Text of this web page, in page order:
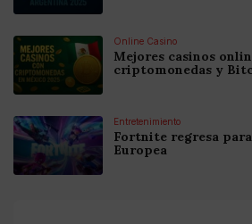
Online Casino
Mejores casinos
criptomonedas y
Entretenimiento
Fortnite regresa
Europea